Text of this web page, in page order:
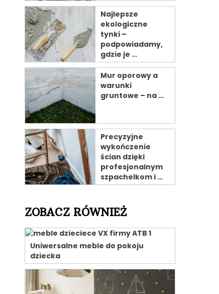
Najlepsze
ekologiczne
tynki –
podpowiadamy,
gdzie je …
Mur oporowy a
warunki
gruntowe – na …
Precyzyjne
wykończenie
ścian dzięki
profesjonalnym
szpachelkom i …
ZOBACZ RÓWNIEŻ
Uniwersalne meble do pokoju
dziecka